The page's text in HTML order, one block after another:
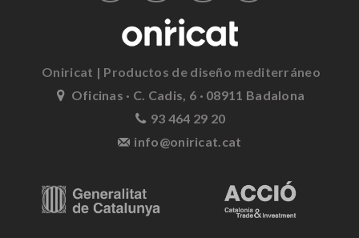
Oniricat | Productos de diseño mediterráneo
Oficinas · C. Cadis, 6 · 08911 Badalona
93 464 29 20
info@oniricat.cat